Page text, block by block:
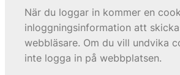
När du loggar in kommer en
inloggningsinformation att
webbläsare. Om du vill undvika
inte logga in på webbplatsen.